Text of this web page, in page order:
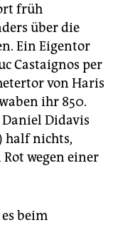
früh
über die
Ein Eigentor
Castaignos per
von Haris
ihr 850.
Didavis
half nichts,
wegen einer
beim